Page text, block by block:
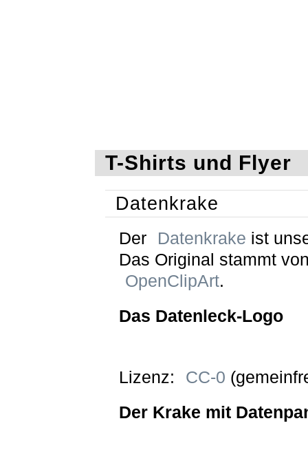
T-Shirts und Flyer
Datenkrake
Der Datenkrake ist
Das Original stammt
OpenClipArt.
Das Datenleck-Logo
Lizenz: CC-0
Der Krake mit